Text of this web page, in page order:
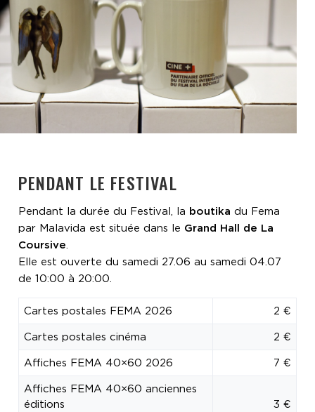
PENDANT LE FESTIVAL
Pendant la durée du Festival, la boutika du Fema
par Malavida est située dans le Grand Hall de La
Coursive.
Elle est ouverte du samedi 27.06 au samedi 04.07
de 10:00 à 20:00.
Cartes postales FEMA 2026 2 €
Cartes postales cinéma 2 €
Affiches FEMA 40×60 2026 7 €
Affiches FEMA 40×60 anciennes
éditions
3 €